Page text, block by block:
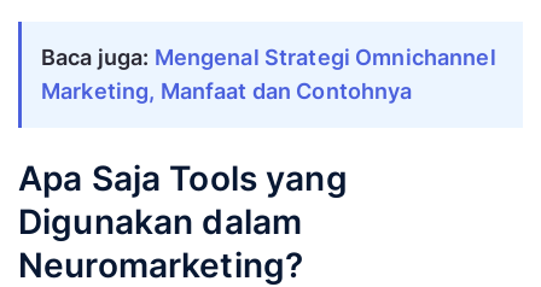
Baca juga: Mengenal Strategi Omnichannel
Marketing, Manfaat dan Contohnya
Apa Saja Tools yang
Digunakan dalam
Neuromarketing?